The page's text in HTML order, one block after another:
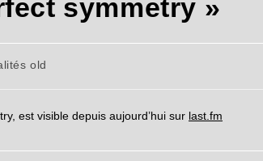
symmetry »
old
est visible depuis aujourd’hui sur last.fm